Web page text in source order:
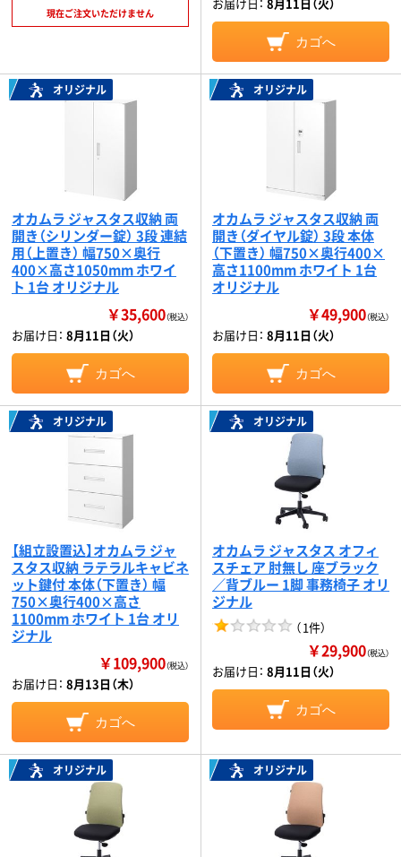
現在ご注文いただけません
お届け日： 8月11日（火）
カゴへ
オリジナル
オカムラ ジャスタス収納 両
開き（シリンダー錠） 3段 連結
用（上置き） 幅750×奥行
400×高さ1050mm ホワイ
ト 1台 オリジナル
￥35,600（税込）
お届け日： 8月11日（火）
カゴへ
オリジナル
オカムラ ジャスタス収納 両
開き（ダイヤル錠） 3段 本体
（下置き） 幅750×奥行400×
高さ1100mm ホワイト 1台
オリジナル
￥49,900（税込）
お届け日： 8月11日（火）
カゴへ
オリジナル
【組立設置込】オカムラ ジャ
スタス収納 ラテラルキャビネ
ット鍵付 本体（下置き） 幅
750×奥行400×高さ
1100mm ホワイト 1台 オリ
ジナル
￥109,900（税込）
お届け日： 8月13日（木）
カゴへ
オリジナル
オカムラ ジャスタス オフィ
スチェア 肘無し 座ブラック
／背ブルー 1脚 事務椅子 オリ
ジナル
（1件）
￥29,900（税込）
お届け日： 8月11日（火）
カゴへ
オリジナル オリジナル